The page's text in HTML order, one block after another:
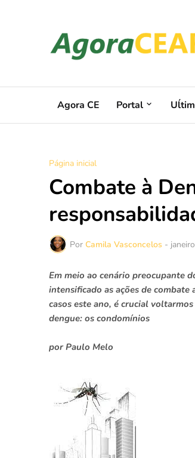
Agora CE Portal
Página inicial
Combate à
Por Camila Vasconcelos -
Em meio ao cenário preocupante
intensificado as ações de
casos este ano, é crucial
dengue: os condomínios
por Paulo Melo